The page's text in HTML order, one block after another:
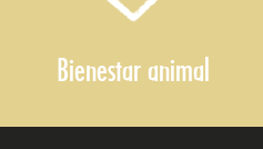
Bienestar animal